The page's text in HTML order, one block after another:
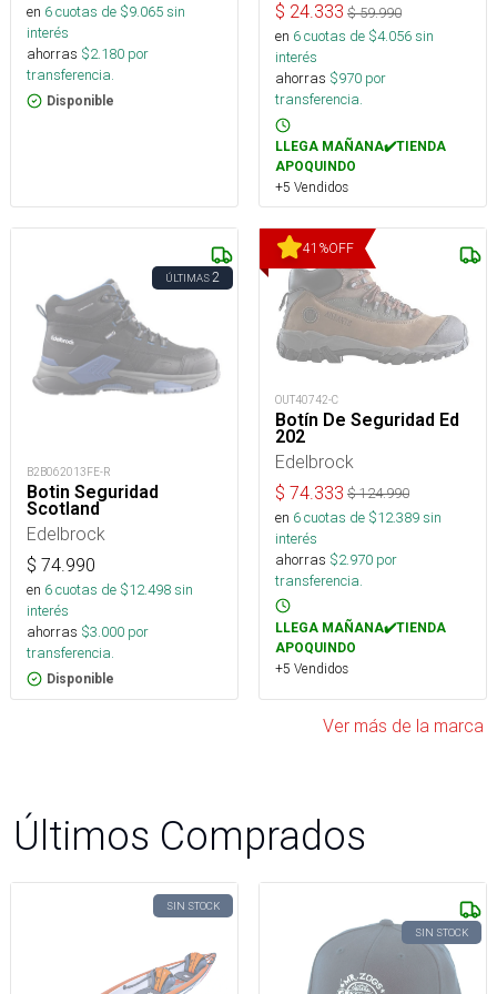
en 6cuotas de $9.065sin
interés
ahorras $2.180 por
transferencia.
Disponible
$ 24.333 $59.990
en 6cuotas de $4.056sin
interés
ahorras $970 por
transferencia.
LLEGA MAÑANA✔️TIENDA
APOQUINDO
+5 Vendidos
ÚLTIMAS2
B2B062013FE-R
Botin Seguridad
Scotland
Edelbrock
$ 74.990
en 6cuotas de $12.498sin
interés
ahorras $3.000 por
transferencia.
Disponible
41 %OFF
OUT40742-C
Botín De Seguridad Ed
202
Edelbrock
$ 74.333 $124.990
en 6cuotas de $12.389sin
interés
ahorras $2.970 por
transferencia.
LLEGA MAÑANA✔️TIENDA
APOQUINDO
+5 Vendidos
Ver más de la marca
Últimos Comprados
SIN STOCK
SIN STOCK